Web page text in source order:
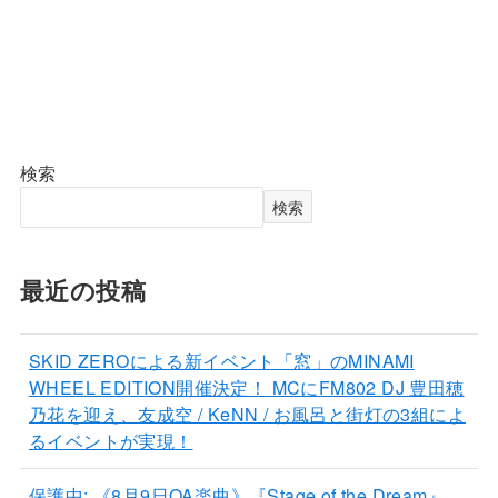
検索
検索
最近の投稿
SKID ZEROによる新イベント「窓」のMINAMI
WHEEL EDITION開催決定！ MCにFM802 DJ 豊田穂
乃花を迎え、友成空 / KeNN / お風呂と街灯の3組によ
るイベントが実現！